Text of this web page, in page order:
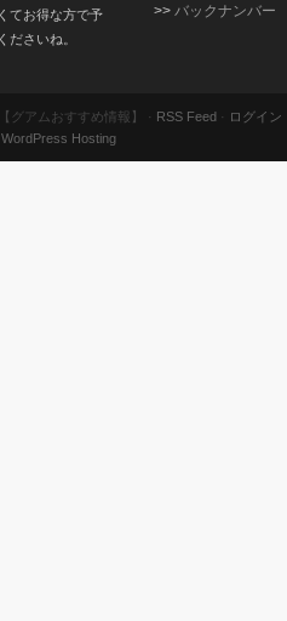
てお得な方で予
ださいね。
>> バックナンバー
グアムおすすめ情報】 · RSS Feed · ログイン
WordPress Hosting